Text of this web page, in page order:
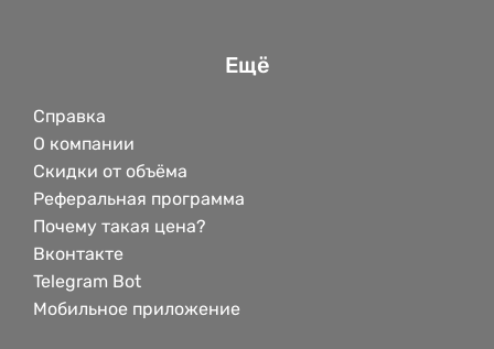
Ещё
Справка
О компании
Скидки от объёма
Реферальная программа
Почему такая цена?
Вконтакте
Telegram Bot
Мобильное приложение